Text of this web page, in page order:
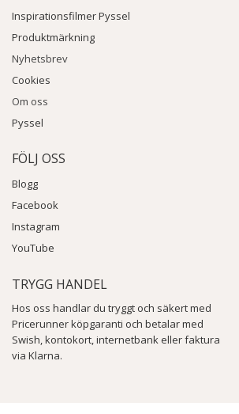
Inspirationsfilmer Pyssel
Produktmärkning
Nyhetsbrev
Cookies
Om oss
Pyssel
FÖLJ OSS
Blogg
Facebook
Instagram
YouTube
TRYGG HANDEL
Hos oss handlar du tryggt och säkert med
Pricerunner köpgaranti och betalar med
Swish, kontokort, internetbank eller faktura
via Klarna.